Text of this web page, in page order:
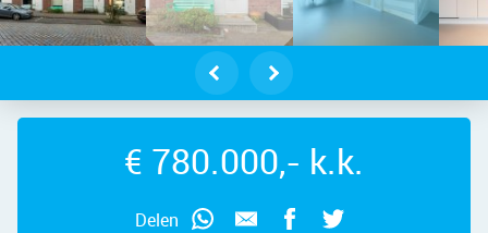
Delen
€ 780.000,- k.k.